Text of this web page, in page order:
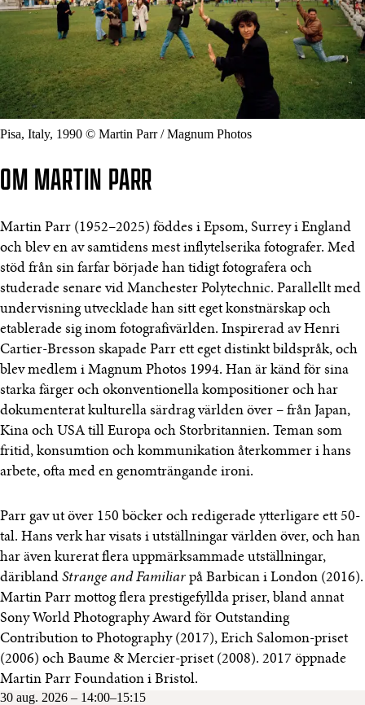
Pisa, Italy, 1990 © Martin Parr / Magnum Photos
OM MARTIN PARR
Martin Parr (1952–2025) föddes i Epsom, Surrey i England
och blev en av samtidens mest inflytelserika fotografer. Med
stöd från sin farfar började han tidigt fotografera och
studerade senare vid Manchester Polytechnic. Parallellt med
undervisning utvecklade han sitt eget konstnärskap och
etablerade sig inom fotografivärlden. Inspirerad av Henri
Cartier-Bresson skapade Parr ett eget distinkt bildspråk, och
blev medlem i Magnum Photos 1994. Han är känd för sina
starka färger och okonventionella kompositioner och har
dokumenterat kulturella särdrag världen över – från Japan,
Kina och USA till Europa och Storbritannien. Teman som
fritid, konsumtion och kommunikation återkommer i hans
arbete, ofta med en genomträngande ironi.
Parr gav ut över 150 böcker och redigerade ytterligare ett 50-
tal. Hans verk har visats i utställningar världen över, och han
har även kurerat flera uppmärksammade utställningar,
däribland Strange and Familiar på Barbican i London (2016).
Martin Parr mottog flera prestigefyllda priser, bland annat
Sony World Photography Award för Outstanding
Contribution to Photography (2017), Erich Salomon-priset
(2006) och Baume & Mercier-priset (2008). 2017 öppnade
Martin Parr Foundation i Bristol.
30 aug. 2026 – 14:00–15:15